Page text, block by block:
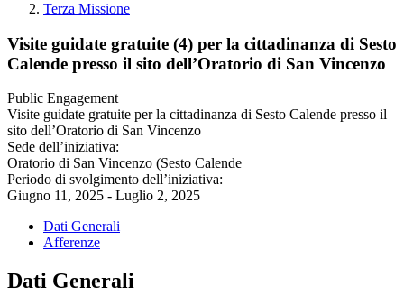
Terza Missione
Visite guidate gratuite (4) per la cittadinanza di Sesto
Calende presso il sito dell’Oratorio di San Vincenzo
Public Engagement
Visite guidate gratuite per la cittadinanza di Sesto Calende presso il
sito dell’Oratorio di San Vincenzo
Sede dell’iniziativa:
Oratorio di San Vincenzo (Sesto Calende
Periodo di svolgimento dell’iniziativa:
Giugno 11, 2025 - Luglio 2, 2025
Dati Generali
Afferenze
Dati Generali